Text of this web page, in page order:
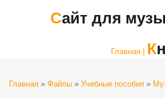
Сайт для
Главная |
Главная » Файлы » Учебные пособия »